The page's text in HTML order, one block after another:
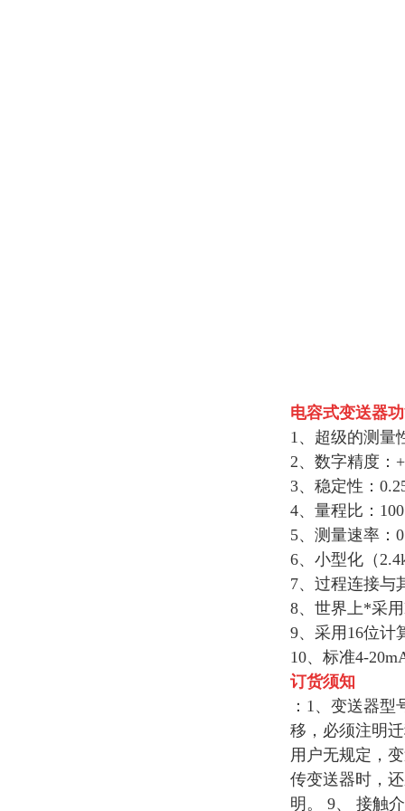
电容式变送器
1、超级的测量
2、数字精度：
3、稳定性：
4、量程比：
5、测量速率：
6、小型化（
7、过程连接与
8、世界上*采
9、采用16位计
10、标准4-
订货须知
：1、变送器
移，必须注明
用户无规定，
传变送器时，
明。 9、 接触